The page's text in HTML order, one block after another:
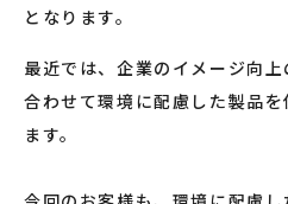
となります。
最近では、企業のイメージ向
合わせて環境に配慮した製品
ます。